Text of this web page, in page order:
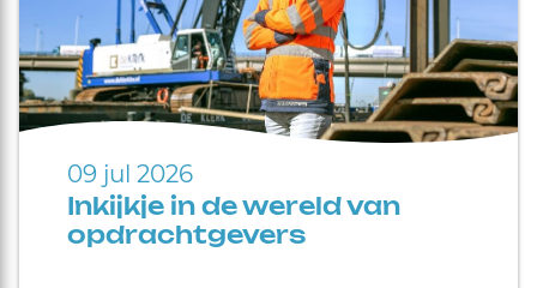
09 jul 2026
Inkijkje in de wereld van
opdrachtgevers